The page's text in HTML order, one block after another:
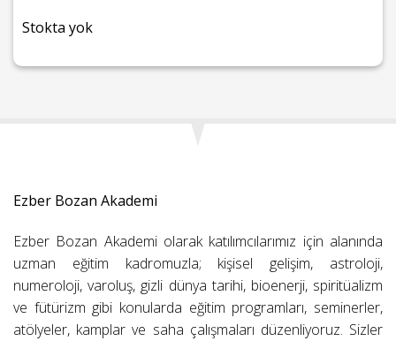
Stokta yok
Ezber Bozan Akademi
Ezber Bozan Akademi olarak katılımcılarımız için alanında
uzman eğitim kadromuzla; kişisel gelişim, astroloji,
numeroloji, varoluş, gizli dünya tarihi, bioenerji, spiritüalizm
ve fütürizm gibi konularda eğitim programları, seminerler,
atölyeler, kamplar ve saha çalışmaları düzenliyoruz. Sizler